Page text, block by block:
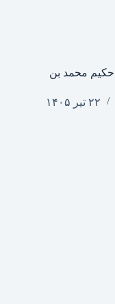
محمد بن
۲۲ تیر ۱۴۰۵